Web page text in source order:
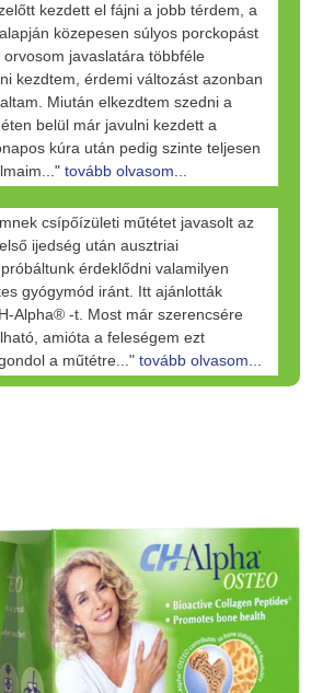
kezdett el fájni a jobb térdem, a
közepesen súlyos porckopást
javaslatára többféle
kezdtem, érdemi változást azonban
Miután elkezdtem szedni a
belül már javulni kezdett a
kúra után pedig szinte teljesen
tovább olvasom...
csípőízületi műtétet javasolt az
ijedség után ausztriai
érdeklődni valamilyen
gyógymód iránt. Itt ajánlották
Alpha® -t. Most már szerencsére
amióta a feleségem ezt
a műtétre..." tovább olvasom...